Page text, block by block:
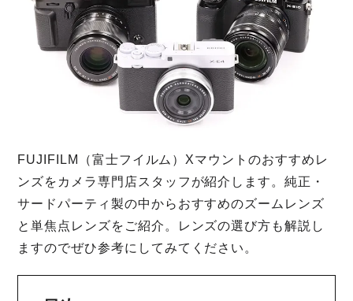
FUJIFILM（富士フイルム）Xマウントのおすすめレ
ンズをカメラ専門店スタッフが紹介します。純正・
サードパーティ製の中からおすすめのズームレンズ
と単焦点レンズをご紹介。レンズの選び方も解説し
ますのでぜひ参考にしてみてください。